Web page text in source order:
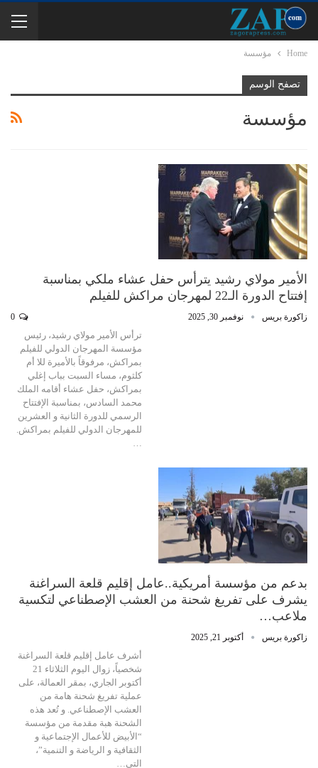
Home مؤسسة
تصفح الوسم
مؤسسة
الأمير مولاي رشيد يترأس حفل عشاء ملكي بمناسبة
إفتتاح الدورة الـ22 لمهرجان مراكش للفيلم
زاكورة بريس نوفمبر 30, 2025
ترأس الأمير مولاي رشيد، رئيس
مؤسسة المهرجان الدولي للفيلم
بمراكش، مرفوقاً بالأميرة للا أم
كلثوم، مساء السبت بباب إغلي
بمراكش، حفل عشاء أقامه الملك
محمد السادس، بمناسبة الإفتتاح
الرسمي للدورة الثانية و العشرين
للمهرجان الدولي للفيلم بمراكش.
…
بدعم من مؤسسة أمريكية..عامل إقليم قلعة السراغنة
يشرف على تفريغ شحنة من العشب الإصطناعي لتكسية
ملاعب…
زاكورة بريس أكتوبر 21, 2025
أشرف عامل إقليم قلعة السراغنة
شخصياً، زوال اليوم الثلاثاء 21
أكتوبر الجاري، بمقر العمالة، على
عملية تفريغ شحنة هامة من
العشب الإصطناعي. و تُعد هذه
الشحنة هبة مقدمة من مؤسسة
“الأبيض للأعمال الإجتماعية و
الثقافية و الرياضة و التنمية”،
التي…